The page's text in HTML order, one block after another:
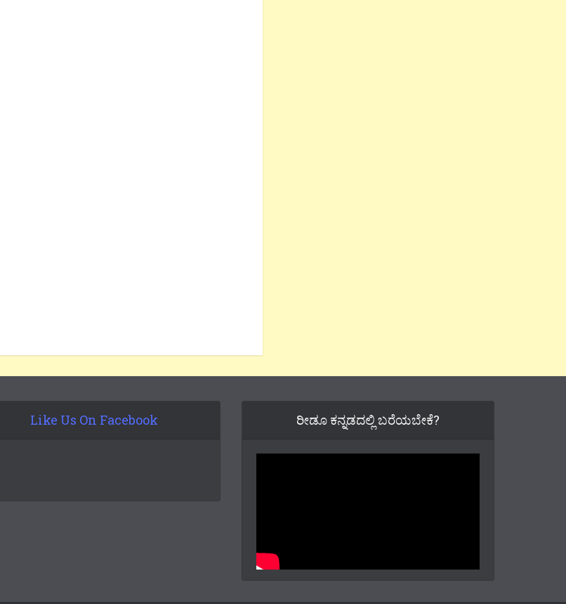
Like Us On Facebook ರೀಡೂ ಕನ್ನಡದಲ್ಲಿ ಬರೆಯಬೇಕೆ?